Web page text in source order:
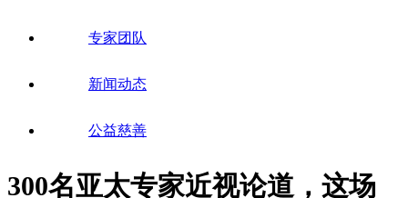
专家团队
新闻动态
公益慈善
300名亚太专家近视论道，这场